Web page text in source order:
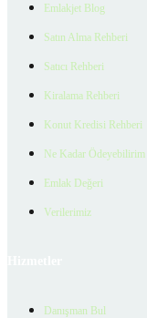
Emlakjet Blog
Satın Alma Rehberi
Satıcı Rehberi
Kiralama Rehberi
Konut Kredisi Rehberi
Ne Kadar Ödeyebilirim
Emlak Değeri
Verilerimiz
Danışman Bul